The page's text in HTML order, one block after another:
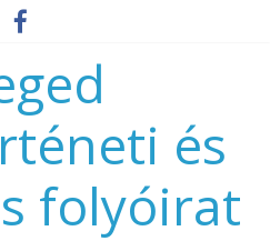
és
folyóirat